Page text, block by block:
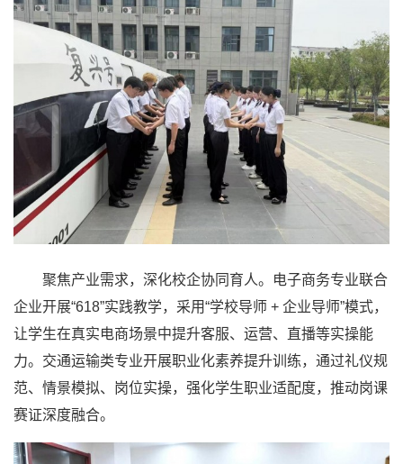
聚焦产业需求，深化校企协同育人。电子商务专业联合
企业开展“618”实践教学，采用“学校导师 + 企业导师”模式，
让学生在真实电商场景中提升客服、运营、直播等实操能
力。交通运输类专业开展职业化素养提升训练，通过礼仪规
范、情景模拟、岗位实操，强化学生职业适配度，推动岗课
赛证深度融合。